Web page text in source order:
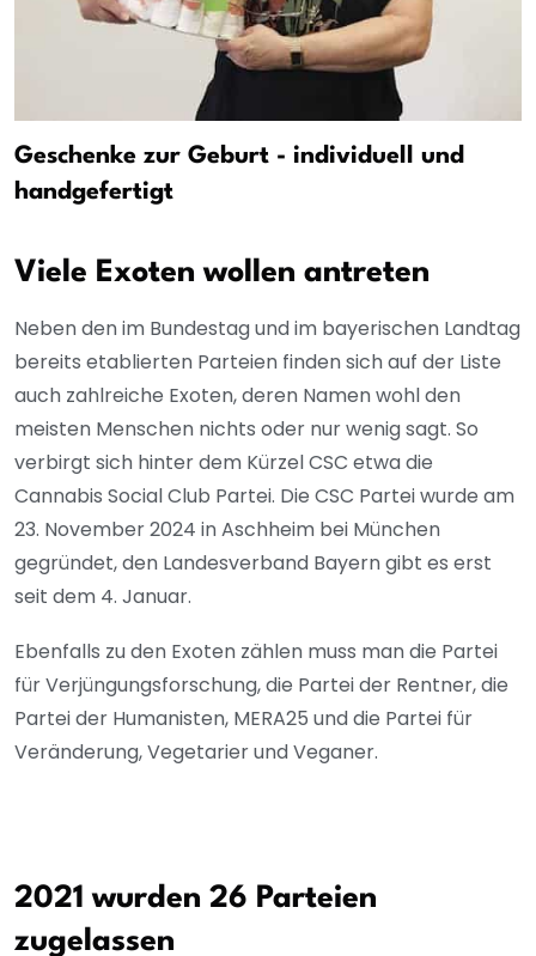
Geschenke zur Geburt - individuell und
handgefertigt
Viele Exoten wollen antreten
Neben den im Bundestag und im bayerischen Landtag
bereits etablierten Parteien finden sich auf der Liste
auch zahlreiche Exoten, deren Namen wohl den
meisten Menschen nichts oder nur wenig sagt. So
verbirgt sich hinter dem Kürzel CSC etwa die
Cannabis Social Club Partei. Die CSC Partei wurde am
23. November 2024 in Aschheim bei München
gegründet, den Landesverband Bayern gibt es erst
seit dem 4. Januar.
Ebenfalls zu den Exoten zählen muss man die Partei
für Verjüngungsforschung, die Partei der Rentner, die
Partei der Humanisten, MERA25 und die Partei für
Veränderung, Vegetarier und Veganer.
2021 wurden 26 Parteien
zugelassen